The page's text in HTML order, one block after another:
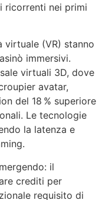
ricorrenti nei primi
virtuale (VR) stanno
immersivi.
virtuali 3D, dove
avatar,
del 18 % superiore
Le tecnologie
la latenza e
il
crediti per
requisito di